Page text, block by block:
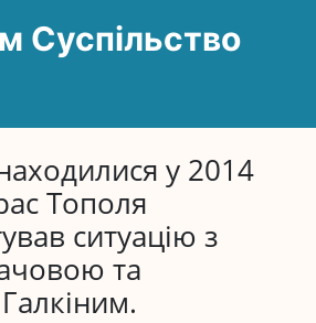
Суспільство
у 2014
Тополя
ситуацію з
та